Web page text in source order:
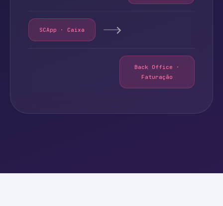
SCApp · Caixa
Back Office ·
Faturação